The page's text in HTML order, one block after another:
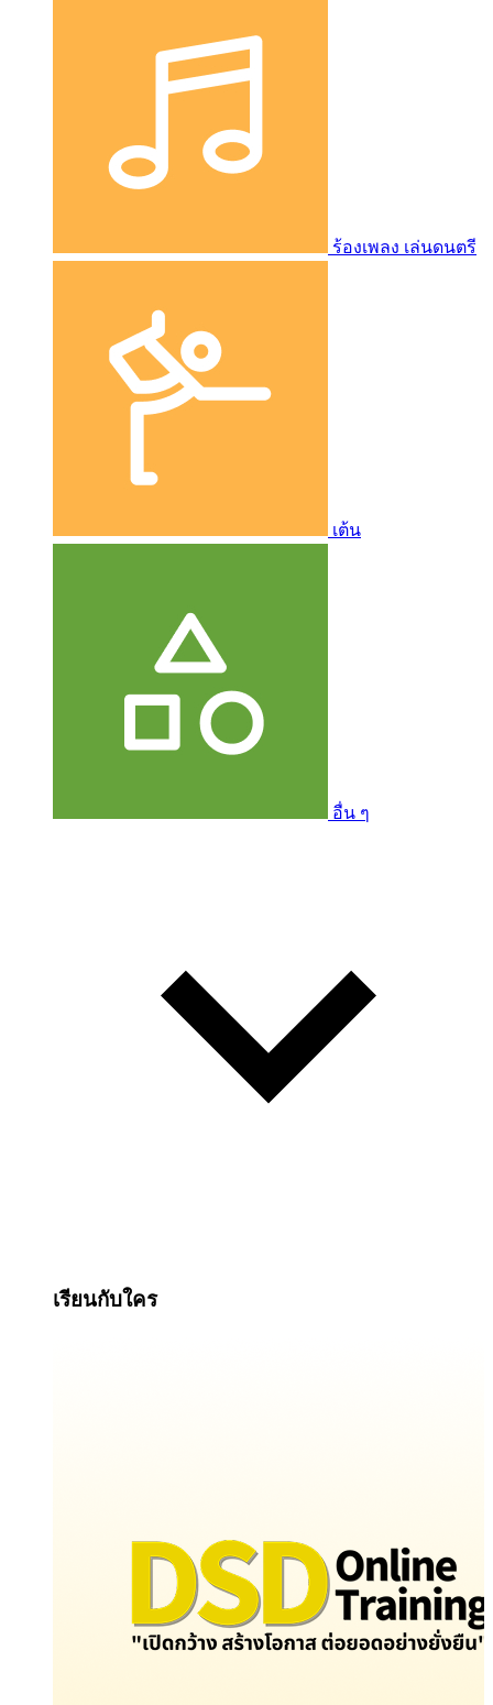
ร้องเพลง เล่นดนตรี
เต้น
อื่น ๆ
เรียนกับใคร